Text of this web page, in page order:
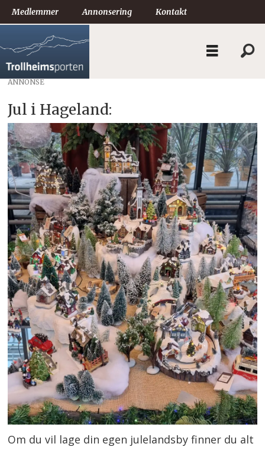
Medlemmer Annonsering Kontakt
ANNONSE
Jul i Hageland:
Om du vil lage din egen julelandsby finner du alt